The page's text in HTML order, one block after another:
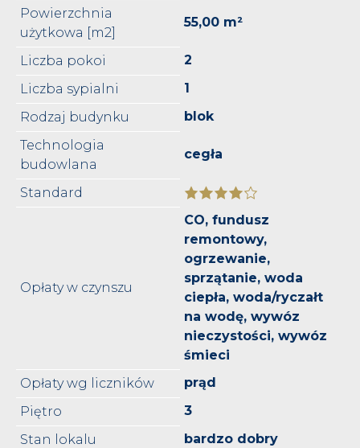
Powierzchnia
użytkowa [m2]
55,00 m²
Liczba pokoi
2
Liczba sypialni
1
Rodzaj budynku
blok
Technologia
budowlana
cegła
Standard
Opłaty w czynszu
CO, fundusz
remontowy,
ogrzewanie,
sprzątanie, woda
ciepła, woda/ryczałt
na wodę, wywóz
nieczystości, wywóz
śmieci
Opłaty wg liczników
prąd
Piętro
3
Stan lokalu
bardzo dobry